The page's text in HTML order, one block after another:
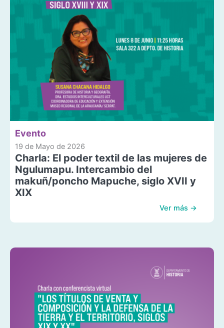
Evento
19 de Mayo de 2026
Charla: El poder textil de las mujeres de
Ngulumapu. Intercambio del
makuñ/poncho Mapuche, siglo XVII y
XIX
Ver más →